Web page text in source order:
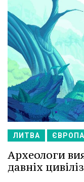
ЛИТВА ЄВРОПА
Археологи
давніх